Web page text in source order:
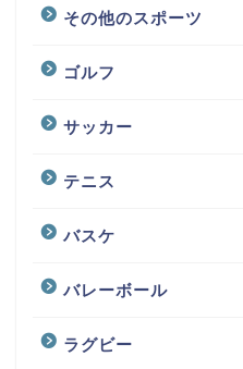
その他のスポーツ
ゴルフ
サッカー
テニス
バスケ
バレーボール
ラグビー